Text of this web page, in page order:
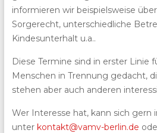
informieren wir beispielsweise
Sorgerecht, unterschiedliche
Kindesunterhalt u.a..
Diese Termine sind in erster Linie
Menschen in Trennung gedacht,
stehen aber auch anderen
Wer Interesse hat, kann sich gern
unter kontakt@vamv-berlin.de